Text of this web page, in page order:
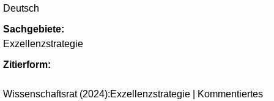
Deutsch
Sachgebiete:
Exzellenzstrategie
Zitierform:
Wissenschaftsrat (2024):Exzellenzstrategie | Kommentiertes